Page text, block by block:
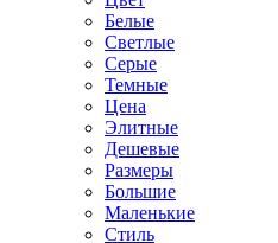
Белые
Светлые
Серые
Темные
Цена
Элитные
Дешевые
Размеры
Большие
Маленькие
Стиль